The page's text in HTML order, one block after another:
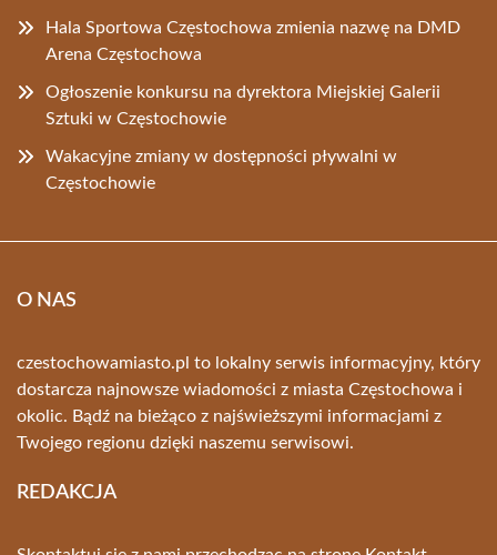
Hala Sportowa Częstochowa zmienia nazwę na DMD
Arena Częstochowa
Ogłoszenie konkursu na dyrektora Miejskiej Galerii
Sztuki w Częstochowie
Wakacyjne zmiany w dostępności pływalni w
Częstochowie
O NAS
czestochowamiasto.pl to lokalny serwis informacyjny, który
dostarcza najnowsze wiadomości z miasta Częstochowa i
okolic. Bądź na bieżąco z najświeższymi informacjami z
Twojego regionu dzięki naszemu serwisowi.
REDAKCJA